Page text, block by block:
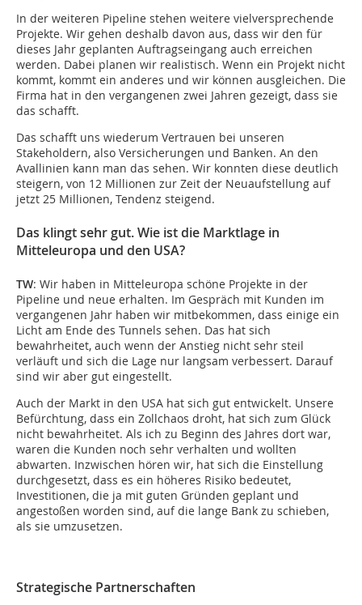
In der weiteren Pipeline stehen weitere vielversprechende
Projekte. Wir gehen deshalb davon aus, dass wir den für
dieses Jahr geplanten Auftragseingang auch erreichen
werden. Dabei planen wir realistisch. Wenn ein Projekt nicht
kommt, kommt ein anderes und wir können ausgleichen. Die
Firma hat in den vergangenen zwei Jahren gezeigt, dass sie
das schafft.
Das schafft uns wiederum Vertrauen bei unseren
Stakeholdern, also Versicherungen und Banken. An den
Avallinien kann man das sehen. Wir konnten diese deutlich
steigern, von 12 Millionen zur Zeit der Neuaufstellung auf
jetzt 25 Millionen, Tendenz steigend.
Das klingt sehr gut. Wie ist die Marktlage in
Mitteleuropa und den USA?
TW: Wir haben in Mitteleuropa schöne Projekte in der
Pipeline und neue erhalten. Im Gespräch mit Kunden im
vergangenen Jahr haben wir mitbekommen, dass einige ein
Licht am Ende des Tunnels sehen. Das hat sich
bewahrheitet, auch wenn der Anstieg nicht sehr steil
verläuft und sich die Lage nur langsam verbessert. Darauf
sind wir aber gut eingestellt.
Auch der Markt in den USA hat sich gut entwickelt. Unsere
Befürchtung, dass ein Zollchaos droht, hat sich zum Glück
nicht bewahrheitet. Als ich zu Beginn des Jahres dort war,
waren die Kunden noch sehr verhalten und wollten
abwarten. Inzwischen hören wir, hat sich die Einstellung
durchgesetzt, dass es ein höheres Risiko bedeutet,
Investitionen, die ja mit guten Gründen geplant und
angestoßen worden sind, auf die lange Bank zu schieben,
als sie umzusetzen.
Strategische Partnerschaften